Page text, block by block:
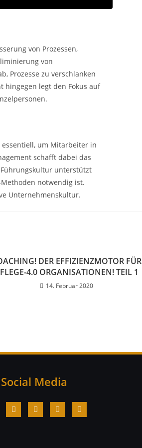
von Prozessen,
von
Prozesse zu verschlanken
legt den Fokus auf
essentiell, um Mitarbeiter in
schafft dabei das
unterstützt
notwendig ist.
Unternehmenskultur.
DER EFFIZIENZMOTOR FÜR
4.0 ORGANISATIONEN! TEIL 1
14. Februar 2020
Social Media